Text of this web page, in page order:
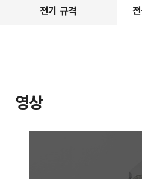
전기 규격
영상